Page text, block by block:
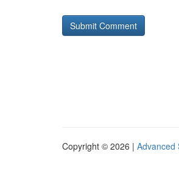
Copyright © 2026 | Advanced